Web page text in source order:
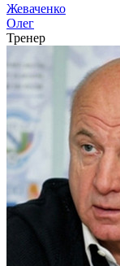
Жеваченко
Олег
Тренер